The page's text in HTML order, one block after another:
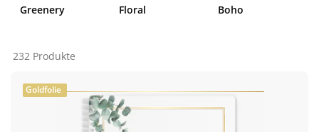
Greenery Floral Boho
232 Produkte
Goldfolie